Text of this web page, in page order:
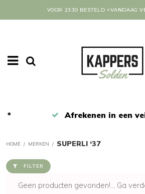
VOOR 23:30 BESTELD =VANDAAG
Afrekenen in een
HOME / MERKEN / SUPERLI ‘37
FILTER
Geen producten gevonden!... Ga